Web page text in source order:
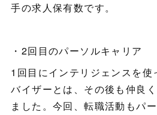
手の求人保有数です。
・2回目のパーソルキャリア
1回目にインテリジェンスを使
バイザーとは、その後も仲良
ました。今回、転職活動もパ